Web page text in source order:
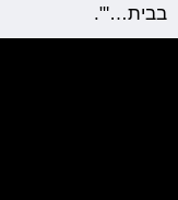
בבית…'".